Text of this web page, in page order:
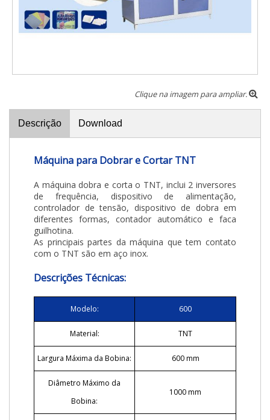
Clique na imagem para ampliar.
Descrição Download
Máquina para Dobrar e Cortar TNT
A máquina dobra e corta o TNT, inclui 2 inversores
de frequência, dispositivo de alimentação,
controlador de tensão, dispositivo de dobra em
diferentes formas, contador automático e faca
guilhotina.
As principais partes da máquina que tem contato
com o TNT são em aço inox.
Descrições Técnicas:
Modelo: 600
Material: TNT
Largura Máxima da Bobina: 600 mm
Diâmetro Máximo da
Bobina:
1000 mm